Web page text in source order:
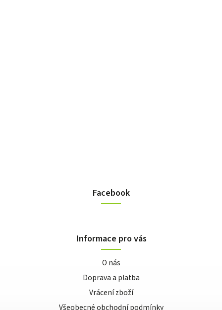
Facebook
Informace pro vás
O nás
Doprava a platba
Vrácení zboží
Všeobecné obchodní podmínky